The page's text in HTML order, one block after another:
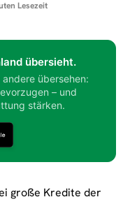
Lesezeit
übersieht.
übersehen:
– und
stärken.
große Kredite der